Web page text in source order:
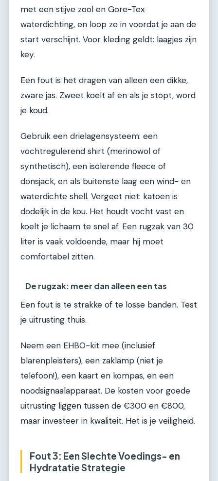
met een stijve zool en Gore-Tex
waterdichting, en loop ze in voordat je aan de
start verschijnt. Voor kleding geldt: laagjes zijn
key.
Een fout is het dragen van alleen een dikke,
zware jas. Zweet koelt af en als je stopt, word
je koud.
Gebruik een drielagensysteem: een
vochtregulerend shirt (merinowol of
synthetisch), een isolerende fleece of
donsjack, en als buitenste laag een wind- en
waterdichte shell. Vergeet niet: katoen is
dodelijk in de kou. Het houdt vocht vast en
koelt je lichaam te snel af. Een rugzak van 30
liter is vaak voldoende, maar hij moet
comfortabel zitten.
De rugzak: meer dan alleen een tas
Een fout is te strakke of te losse banden. Test
je uitrusting thuis.
Neem een EHBO-kit mee (inclusief
blarenpleisters), een zaklamp (niet je
telefoon!), een kaart en kompas, en een
noodsignaalapparaat. De kosten voor goede
uitrusting liggen tussen de €300 en €800,
maar investeer in kwaliteit. Het is je veiligheid.
Fout 3: Een Slechte Voedings- en
Hydratatie Strategie